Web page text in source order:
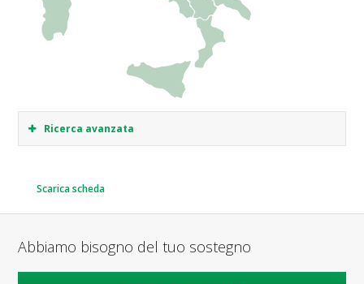
Ricerca avanzata
Scarica scheda
Abbiamo bisogno del tuo sostegno